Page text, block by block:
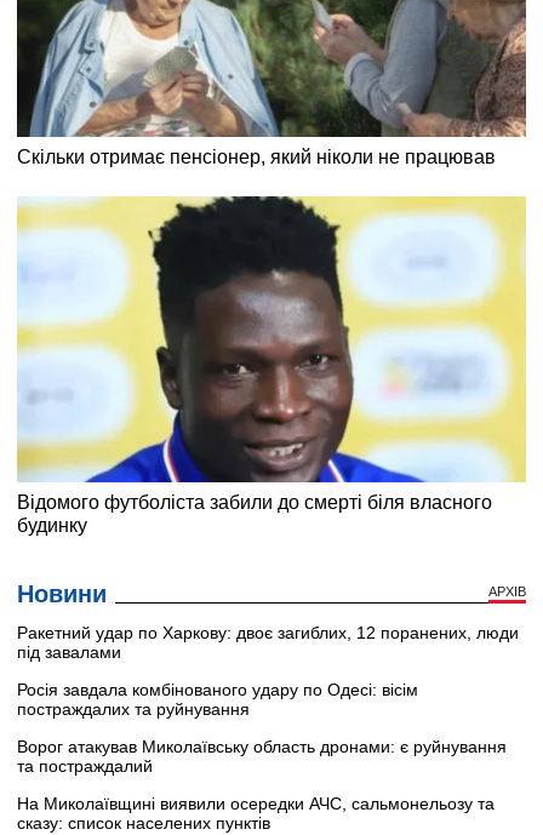
Новини АРХІВ
Ракетний удар по Харкову: двоє загиблих, 12 поранених, люди
під завалами
Росія завдала комбінованого удару по Одесі: вісім
постраждалих та руйнування
Ворог атакував Миколаївську область дронами: є руйнування
та постраждалий
На Миколаївщині виявили осередки АЧС, сальмонельозу та
сказу: список населених пунктів